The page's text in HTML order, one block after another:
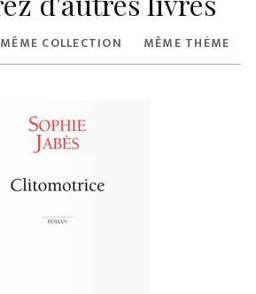
MÊME COLLECTION MÊME THÈME